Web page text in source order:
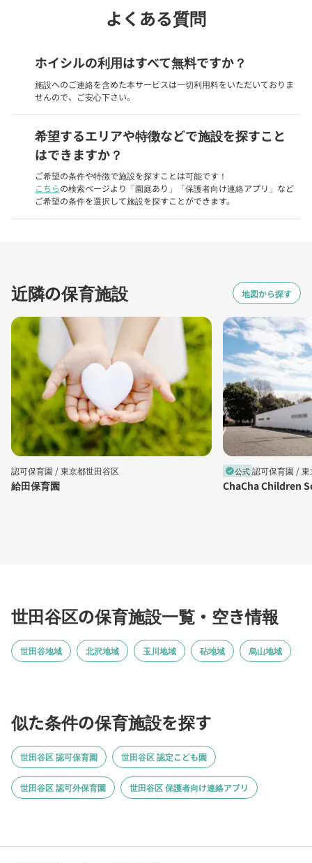
よくある質問
ホイシルの利用はすべて無料ですか？
施設へのご連絡を含めた本サービスは一切利用料をいただいておりま
せんので、ご安心下さい。
希望するエリアや特徴などで施設を探すこと
はできますか？
ご希望の条件や特徴で施設を探すことは可能です！
こちらの検索ページより「園庭あり」「保護者向け連絡アプリ」など
ご希望の条件を選択して施設を探すことができます。
近隣の保育施設 地図から探す
認可保育園 /東京都世田谷区
給田保育園
verified公式認可保育園 /東
ChaCha Children
世田谷区の保育施設一覧・空き情報
世田谷地域 北沢地域 玉川地域 砧地域 烏山地域
似た条件の保育施設を探す
世田谷区 認可保育園 世田谷区 認定こども園
世田谷区 認可外保育園 世田谷区 保護者向け連絡アプリ